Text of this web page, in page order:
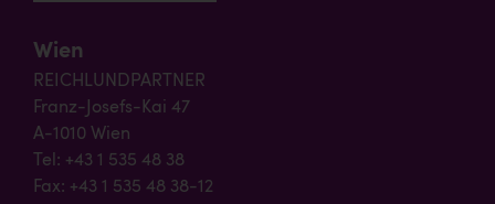
Wien
REICHLUNDPARTNER
Franz-Josefs-Kai 47
A-1010 Wien
Tel: +43 1 535 48 38
Fax: +43 1 535 48 38-12